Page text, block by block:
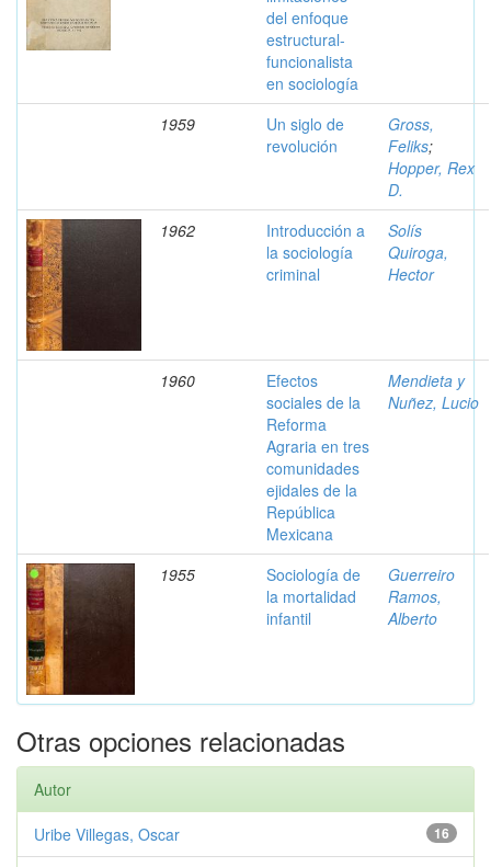
del enfoque
estructural-
funcionalista
en sociología
1959
Un siglo de
revolución
Gross,
Feliks;
Hopper, Rex
D.
1962
Introducción a
la sociología
criminal
Solís
Quiroga,
Hector
1960
Efectos
sociales de la
Reforma
Agraria en tres
comunidades
ejidales de la
República
Mexicana
Mendieta y
Nuñez, Lucio
1955
Sociología de
la mortalidad
infantil
Guerreiro
Ramos,
Alberto
Otras opciones relacionadas
Autor
16
Uribe Villegas, Oscar